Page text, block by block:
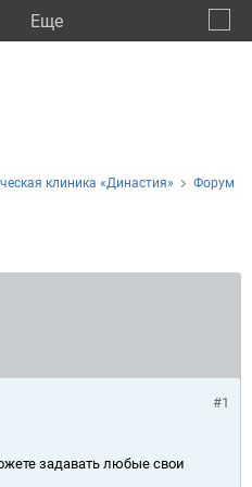
Eще
клиника «Династия»
Форум
#1
задавать любые свои